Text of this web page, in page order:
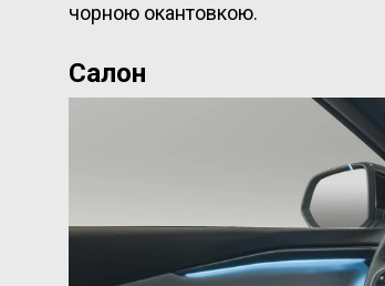
чорною окантовкою.
Салон